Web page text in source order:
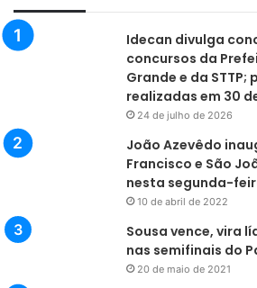
Idecan divulga
concursos da
Grande e da STTP;
realizadas em 30
24 de julho de 2026
João Azevêdo
Francisco e São
nesta segunda-
10 de abril de 2022
Sousa vence, vira
nas semifinais do
20 de maio de 2021